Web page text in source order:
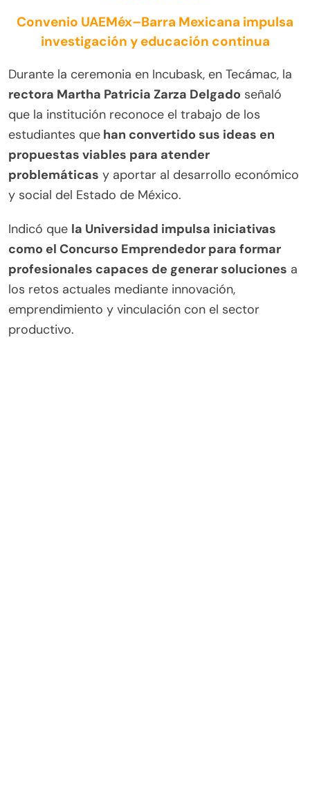
Convenio UAEMéx–Barra Mexicana impulsa
investigación y educación continua
Durante la ceremonia en Incubask, en Tecámac, la
rectora Martha Patricia Zarza Delgado señaló
que la institución reconoce el trabajo de los
estudiantes que han convertido sus ideas en
propuestas viables para atender
problemáticas y aportar al desarrollo económico
y social del Estado de México.
Indicó que la Universidad impulsa iniciativas
como el Concurso Emprendedor para formar
profesionales capaces de generar soluciones a
los retos actuales mediante innovación,
emprendimiento y vinculación con el sector
productivo.